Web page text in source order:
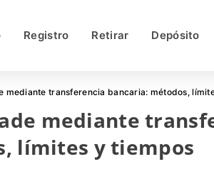
Registro Retirar Depósito
mediante transferencia bancaria: métodos,
mediante
límites y tiempos